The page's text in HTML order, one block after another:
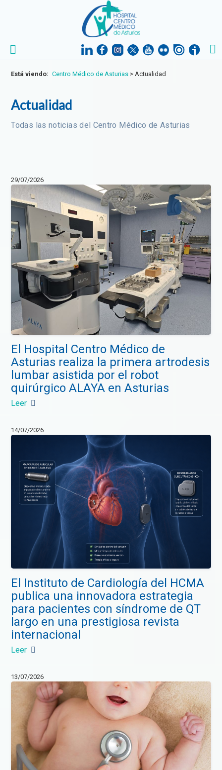
Está viendo: Centro Médico de Asturias> Actualidad
Actualidad
Todas las noticias del Centro Médico de Asturias
29/07/2026
El Hospital Centro Médico de
Asturias realiza la primera artrodesis
lumbar asistida por el robot
quirúrgico ALAYA en Asturias
Leer
14/07/2026
El Instituto de Cardiología del HCMA
publica una innovadora estrategia
para pacientes con síndrome de QT
largo en una prestigiosa revista
internacional
Leer
13/07/2026